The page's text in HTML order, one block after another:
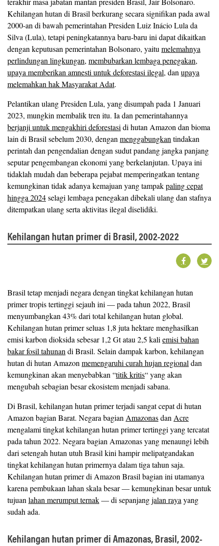
Kehilangan hutan di Brasil berkurang secara signifikan pada awal
2000-an di bawah pemerintahan Presiden Luiz Inácio Lula da
Silva (Lula), tetapi peningkatannya baru-baru ini dapat dikaitkan
dengan keputusan pemerintahan Bolsonaro, yaitu melemahnya
perlindungan lingkungan, membubarkan lembaga penegakan,
upaya memberikan amnesti untuk deforestasi ilegal, dan upaya
melemahkan hak Masyarakat Adat.
Pelantikan ulang Presiden Lula, yang disumpah pada 1 Januari
2023, mungkin membalik tren itu. Ia dan pemerintahannya
berjanji untuk mengakhiri deforestasi di hutan Amazon dan bioma
lain di Brasil sebelum 2030, dengan menggabungkan tindakan
perintah dan pengendalian dengan sudut pandang jangka panjang
seputar pengembangan ekonomi yang berkelanjutan. Upaya ini
tidaklah mudah dan beberapa pejabat memperingatkan tentang
kemungkinan tidak adanya kemajuan yang tampakpaling cepat
hingga 2024selagi lembaga penegakan dibekali ulang dan stafnya
ditempatkan ulang serta aktivitas ilegal diselidiki.
Kehilangan hutan primer di Brasil, 2002-2022
Brasil tetap menjadi negara dengan tingkat kehilangan hutan
primer tropis tertinggi sejauh ini — pada tahun 2022, Brasil
menyumbangkan 43% dari total kehilangan hutan global.
Kehilangan hutan primer seluas 1,8 juta hektare menghasilkan
emisi karbon dioksida sebesar 1,2 Gt atau 2,5 kali emisi bahan
bakar fosil tahunan di Brasil. Selain dampak karbon, kehilangan
hutan di hutan Amazon memengaruhi curah hujan regional dan
kemungkinan akan menyebabkan “titik kritis“ yang akan
mengubah sebagian besar ekosistem menjadi sabana.
Di Brasil, kehilangan hutan primer terjadi sangat cepat di hutan
Amazon bagian Barat. Negara bagian Amazonasdan Acre
mengalami tingkat kehilangan hutan primer tertinggi yang tercatat
pada tahun 2022. Negara bagian Amazonas yang menaungi lebih
dari setengah hutan utuh Brasil kini hampir melipatgandakan
tingkat kehilangan hutan primernya dalam tiga tahun saja.
Kehilangan hutan primer di Amazon Brasil bagian ini utamanya
karena pembukaan lahan skala besar — kemungkinan besar untuk
tujuan lahan merumput ternak— di sepanjangjalan raya yang
sudah ada.
Kehilangan hutan primer di Amazonas, Brasil, 2002-